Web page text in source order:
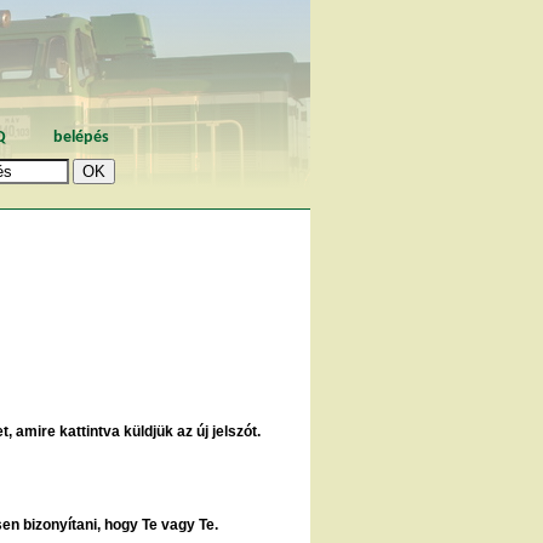
belépés
amire kattintva küldjük az új jelszót.
bizonyítani, hogy Te vagy Te.